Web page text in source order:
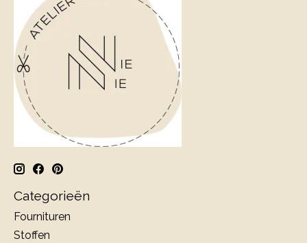
Categorieën
Fournituren
Stoffen